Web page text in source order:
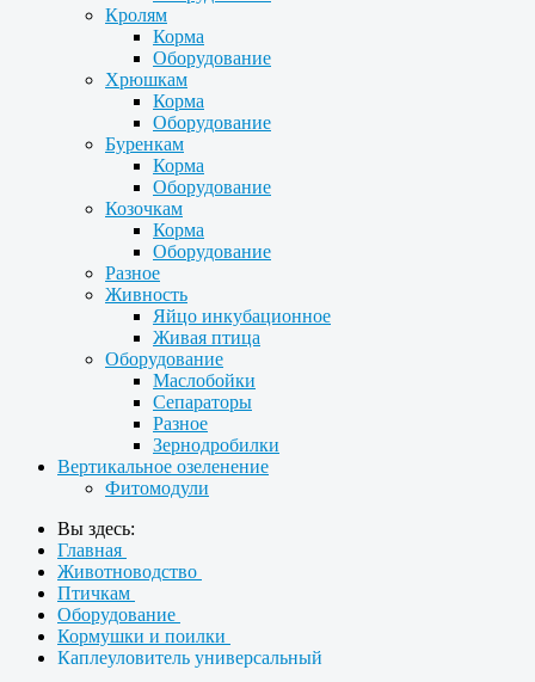
Кролям
Корма
Оборудование
Хрюшкам
Корма
Оборудование
Буренкам
Корма
Оборудование
Козочкам
Корма
Оборудование
Разное
Живность
Яйцо инкубационное
Живая птица
Оборудование
Маслобойки
Сепараторы
Разное
Зернодробилки
Вертикальное озеленение
Фитомодули
Вы здесь:
Главная
Животноводство
Птичкам
Оборудование
Кормушки и поилки
Каплеуловитель универсальный